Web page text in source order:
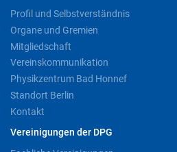
Profil und Selbstverständnis
Organe und Gremien
Mitgliedschaft
Vereinskommunikation
Physikzentrum Bad Honnef
Standort Berlin
Kontakt
Vereinigungen der DPG